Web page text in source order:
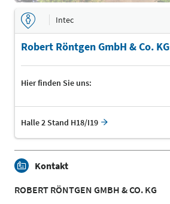
Intec
Robert Röntgen GmbH & Co. KG
Hier finden Sie uns:
Halle 2 Stand H18/I19
Kontakt
ROBERT RÖNTGEN GMBH & CO. KG